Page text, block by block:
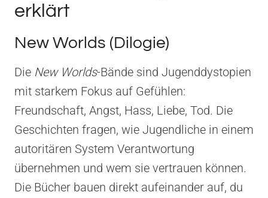
erklärt
New Worlds (Dilogie)
Die New Worlds-Bände sind Jugenddystopien
mit starkem Fokus auf Gefühlen:
Freundschaft, Angst, Hass, Liebe, Tod. Die
Geschichten fragen, wie Jugendliche in einem
autoritären System Verantwortung
übernehmen und wem sie vertrauen können.
Die Bücher bauen direkt aufeinander auf, du